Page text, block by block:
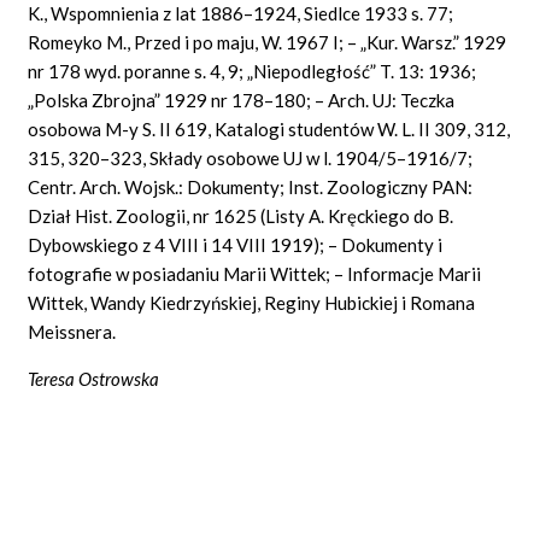
K., Wspomnienia z lat 1886–1924, Siedlce 1933 s. 77;
Romeyko M., Przed i po maju, W. 1967 I; – „Kur. Warsz.” 1929
nr 178 wyd. poranne s. 4, 9; „Niepodległość” T. 13: 1936;
„Polska Zbrojna” 1929 nr 178–180; – Arch. UJ: Teczka
osobowa M-y S. II 619, Katalogi studentów W. L. II 309, 312,
315, 320–323, Składy osobowe UJ w l. 1904/5–1916/7;
Centr. Arch. Wojsk.: Dokumenty; Inst. Zoologiczny PAN:
Dział Hist. Zoologii, nr 1625 (Listy A. Kręckiego do B.
Dybowskiego z 4 VIII i 14 VIII 1919); – Dokumenty i
fotografie w posiadaniu Marii Wittek; – Informacje Marii
Wittek, Wandy Kiedrzyńskiej, Reginy Hubickiej i Romana
Meissnera.
Teresa Ostrowska